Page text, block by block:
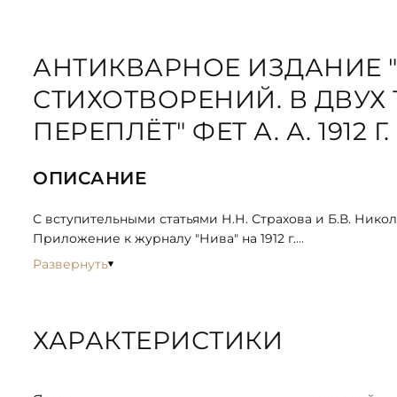
АНТИКВАРНОЕ ИЗДАНИЕ
СТИХОТВОРЕНИЙ. В
ПЕРЕПЛЁТ" ФЕТ А. А. 1912 Г.
ОПИСАНИЕ
С вступительными статьями Н.Н. Страхова и Б.В.
Приложение к журналу "Нива" на 1912 г.
Афанасий Фет — представитель так называемой
Содержание:
ТОМ I - Вечерние огни, Античный мир и
Развернуть
ХАРАКТЕРИСТИКИ